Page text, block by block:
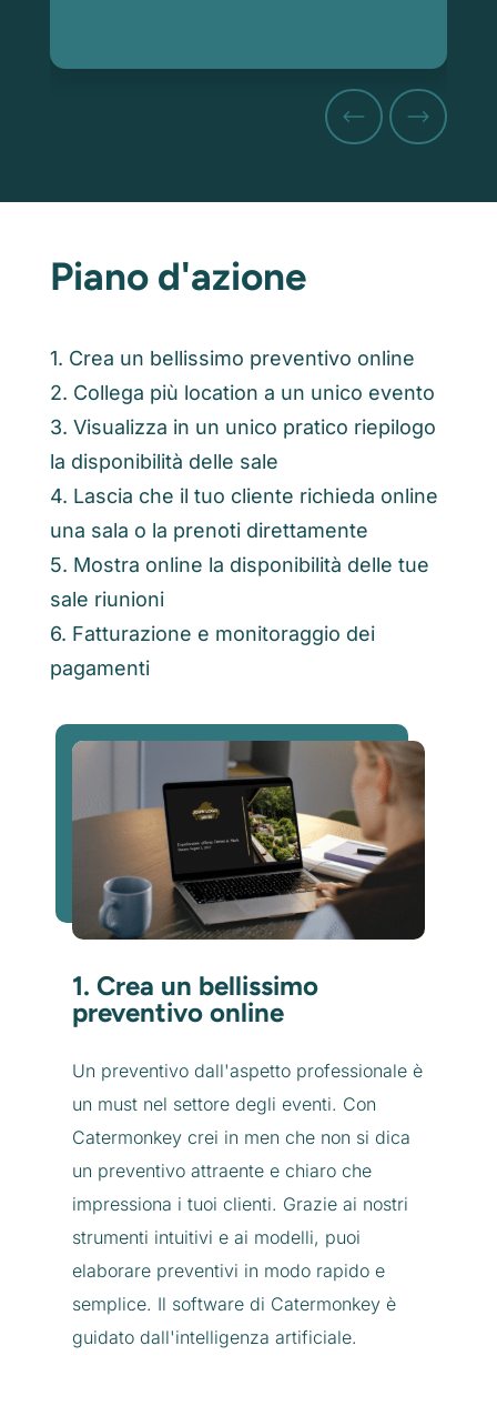
Piano d'azione
1. Crea un bellissimo preventivo online
2. Collega più location a un unico evento
3. Visualizza in un unico pratico riepilogo
la disponibilità delle sale
4. Lascia che il tuo cliente richieda online
una sala o la prenoti direttamente
5. Mostra online la disponibilità delle tue
sale riunioni
6. Fatturazione e monitoraggio dei
pagamenti
1. Crea un bellissimo
preventivo online
Un preventivo dall'aspetto professionale è
un must nel settore degli eventi. Con
Catermonkey crei in men che non si dica
un preventivo attraente e chiaro che
impressiona i tuoi clienti. Grazie ai nostri
strumenti intuitivi e ai modelli, puoi
elaborare preventivi in modo rapido e
semplice. Il software di Catermonkey è
guidato dall'intelligenza artificiale.